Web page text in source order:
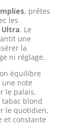
, prêtes
les
Ultra. Le
une
la
ni réglage.
équilibre
note
le palais,
tabac blond
le quotidien,
et constante